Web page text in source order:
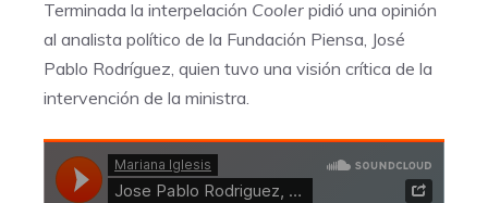
Terminada la interpelación Cooler pidió una opinión
al analista político de la Fundación Piensa, José
Pablo Rodríguez, quien tuvo una visión crítica de la
intervención de la ministra.